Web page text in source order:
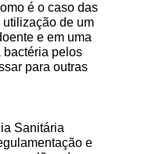
é o caso das
utilização de um
e em uma
bactéria pelos
para outras
Sanitária
e